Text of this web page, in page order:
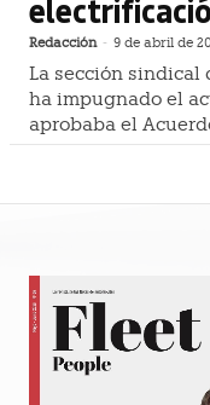
Redacción - 9 de abril de
La sección sindical
ha impugnado el
aprobaba el